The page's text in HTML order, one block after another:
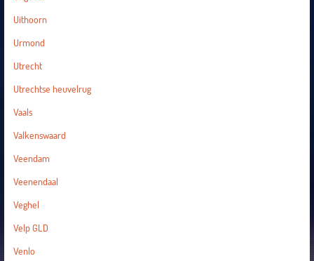
Uithoorn
Urmond
Utrecht
Utrechtse heuvelrug
Vaals
Valkenswaard
Veendam
Veenendaal
Veghel
Velp GLD
Venlo